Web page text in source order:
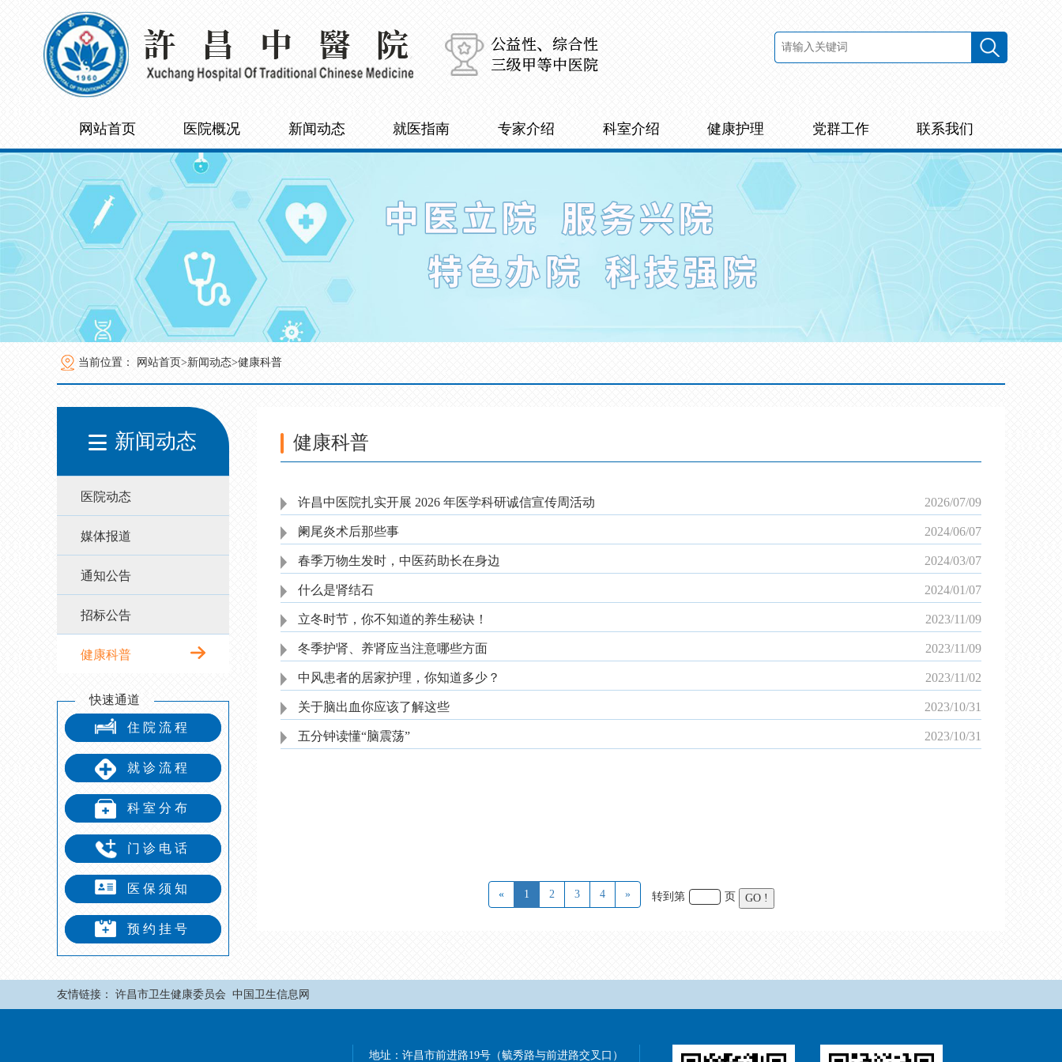
网站首页 医院概况 新闻动态 就医指南 专家介绍 科室介绍 健康护理 党群工作 联系我们
当前位置： 网站首页>新闻动态>健康科普
新闻动态
医院动态
媒体报道
通知公告
招标公告
健康科普
快速通道
住院流程
就诊流程
科室分布
门诊电话
医保须知
预约挂号
健康科普
许昌中医院扎实开展 2026 年医学科研诚信宣传周活动 2026/07/09
阑尾炎术后那些事 2024/06/07
春季万物生发时，中医药助长在身边 2024/03/07
什么是肾结石 2024/01/07
立冬时节，你不知道的养生秘诀！ 2023/11/09
冬季护肾、养肾应当注意哪些方面 2023/11/09
中风患者的居家护理，你知道多少？ 2023/11/02
关于脑出血你应该了解这些 2023/10/31
五分钟读懂“脑震荡” 2023/10/31
« 1 2 3 4 » 转到第 页 GO !
友情链接： 许昌市卫生健康委员会 中国卫生信息网
地址： 许昌市前进路19号（毓秀路与前进路交叉口）